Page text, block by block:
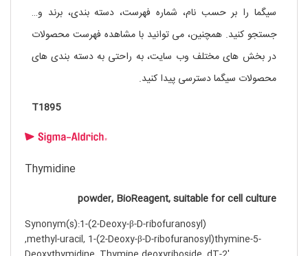
سیگما را بر حسب نام، شماره فهرست، دسته بندی، برند و…
جستجو کنید. همچنین، می توانید با مشاهده فهرست محصولات
در بخش های مختلف وب سایت، به راحتی به دسته بندی های
محصولات سیگما دسترسی پیدا کنید.
T1895
Thymidine
powder, BioReagent, suitable for cell culture
Synonym(s):1-(2-Deoxy-β-D-ribofuranosyl)
-5-methyl-uracil, 1-(2-Deoxy-β-D-ribofuranosyl)thymine,